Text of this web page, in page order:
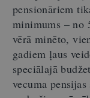
pensionāriem
minimums – no
vērā minēto,
gadiem ļaus
speciālajā
vecuma